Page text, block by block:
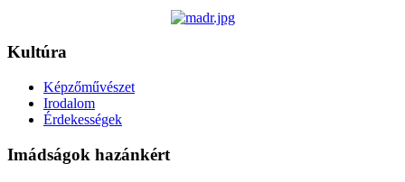
Kultúra
Képzőművészet
Irodalom
Érdekességek
Imádságok hazánkért